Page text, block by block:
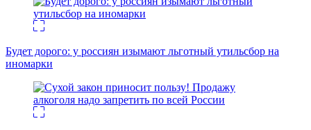
Будет дорого: у россиян изымают льготный утильсбор на
иномарки